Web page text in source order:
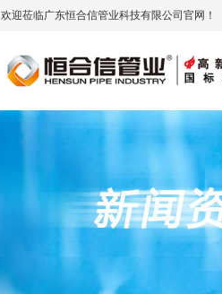
欢迎莅临广东恒合信管业科技有限公司官网！